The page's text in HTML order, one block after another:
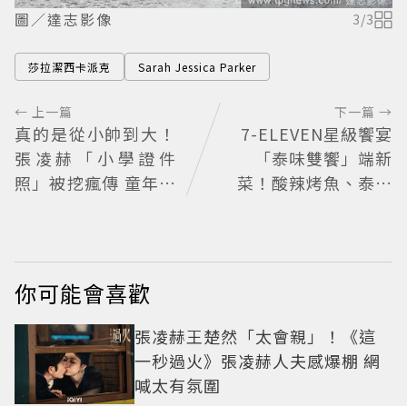
圖／達志影像 3/3
莎拉潔西卡派克 Sarah Jessica Parker
← 上一篇
真的是從小帥到大！
張凌赫「小學證件
照」被挖瘋傳 童年到
大
下一篇 →
7-ELEVEN星級饗宴
「泰味雙饗」端新
菜！酸辣烤魚、泰奶
你可能會喜歡
張凌赫王楚然「太會親」！《這
一秒過火》張凌赫人夫感爆棚 網
喊太有氛圍